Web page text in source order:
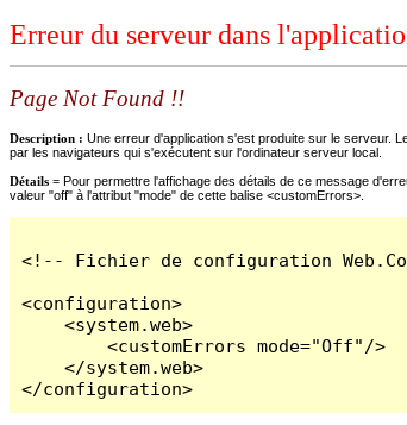
Erreur du serveur dans
Page Not Found !!
Description : Une erreur d'application s'est produite sur le serveur.
par les navigateurs qui s'exécutent sur l'ordinateur serveur local.
Détails = Pour permettre l'affichage des détails de ce message
valeur "off" à l'attribut "mode" de cette balise <customErrors>.
<!-- Fichier de configuration
<configuration>
    <system.web>
        <customErrors mode="Off"/>
    </system.web>
</configuration>